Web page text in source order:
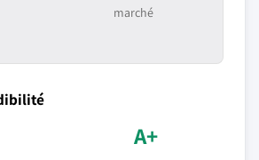
marché
A+